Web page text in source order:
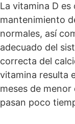
La vitamina D
mantenimiento
normales, así
adecuado del
correcta del
vitamina resulta
meses de
pasan poco